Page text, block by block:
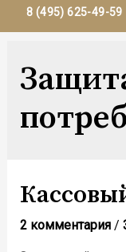
8 (495) 625-49-59
2 комментария /